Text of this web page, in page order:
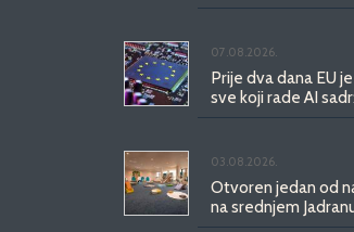
07.08.2026.
Prije dva dana EU
sve koji rade AI
03.08.2026.
Otvoren jedan od
na srednjem